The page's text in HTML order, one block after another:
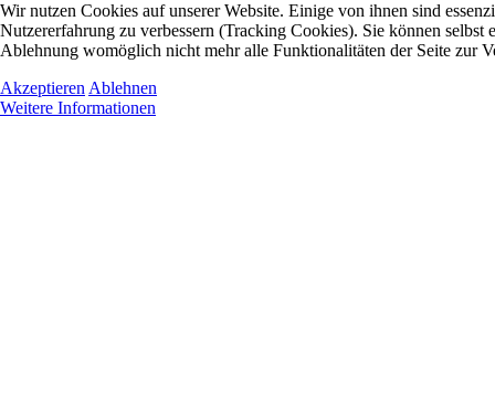
Wir nutzen Cookies auf unserer Website. Einige von ihnen sind
Nutzererfahrung zu verbessern (Tracking Cookies). Sie können selbst
Ablehnung womöglich nicht mehr alle Funktionalitäten der Seite zur
Akzeptieren Ablehnen
Weitere Informationen